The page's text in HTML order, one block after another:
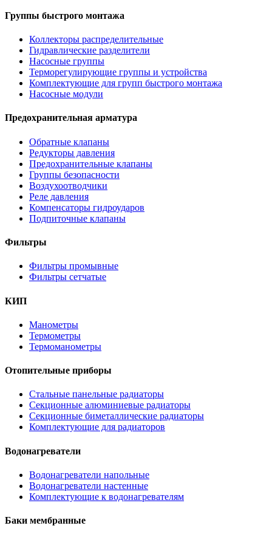
Группы быстрого монтажа
Коллекторы распределительные
Гидравлические разделители
Насосные группы
Терморегулирующие группы и устройства
Комплектующие для групп быстрого монтажа
Насосные модули
Предохранительная арматура
Обратные клапаны
Редукторы давления
Предохранительные клапаны
Группы безопасности
Воздухоотводчики
Реле давления
Компенсаторы гидроударов
Подпиточные клапаны
Фильтры
Фильтры промывные
Фильтры сетчатые
КИП
Манометры
Термометры
Термоманометры
Отопительные приборы
Стальные панельные радиаторы
Секционные алюминиевые радиаторы
Секционные биметаллические радиаторы
Комплектующие для радиаторов
Водонагреватели
Водонагреватели напольные
Водонагреватели настенные
Комплектующие к водонагревателям
Баки мембранные